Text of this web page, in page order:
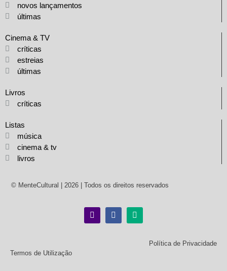
novos lançamentos
últimas
Cinema & TV
críticas
estreias
últimas
Livros
críticas
Listas
música
cinema & tv
livros
© MenteCultural | 2026 | Todos os direitos reservados
Política de Privacidade
Termos de Utilização